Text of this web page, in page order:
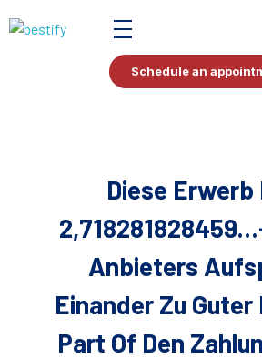
Schedule an
Diese Erwerb
Anbieters
Einander Zu
Part Of Den